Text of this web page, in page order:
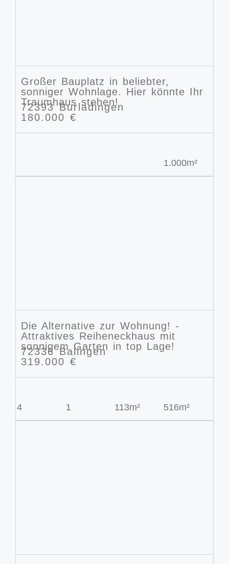
Großer Bauplatz in beliebter,
sonniger Wohnlage. Hier könnte Ihr
Traumhaus stehen!
72393 Burladingen
180.000 €
1.000m²
Die Alternative zur Wohnung! -
Attraktives Reiheneckhaus mit
sonnigem Garten in top Lage!
72336 Balingen
319.000 €
4 1 113m² 516m²